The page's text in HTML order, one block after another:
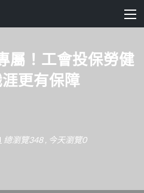
屬！工會投保勞健
更有保障
總瀏覽348 , 今天瀏覽0